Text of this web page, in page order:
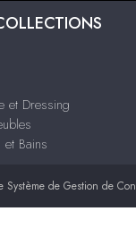
et Dressing
Bains
Système de Gestion de